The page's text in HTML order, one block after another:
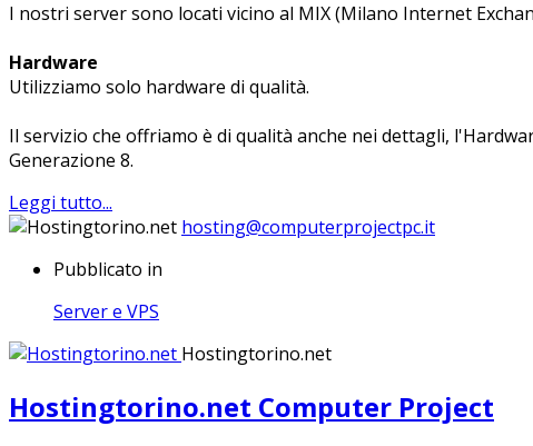
I nostri server sono locati vicino al MIX (Milano Internet
Hardware
Utilizziamo solo hardware di qualità.
Il servizio che offriamo è di qualità anche nei dettagli,
Generazione 8.
Leggi tutto...
hosting@computerprojectpc.it
Pubblicato in
Server e VPS
Hostingtorino.net
Hostingtorino.net Computer Project